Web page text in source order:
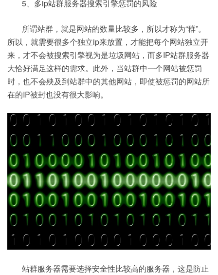
5、多ip站群服务器搜索引擎惩罚的风险
所谓站群，就是网站的数量比较多，所以才称为“群”。
所以，就需要很多个独立ip来放置，才能把每个网站独立开
来，才不会被搜索引擎视为是垃圾网站，而多IP站群服务器
大恰好满足这样的需求。此外，当站群中一个网站被惩罚
时，也不会殃及到站群中的其他网站，即使被惩罚的网站所
在的IP被封也没有很大影响。
站群服务器需要选择安全性比较高的服务器，这是防止